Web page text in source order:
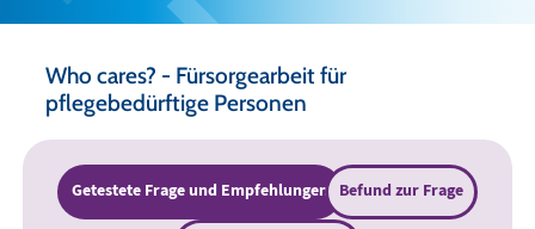
Who cares? - Fürsorgearbeit für
pflegebedürftige Personen
Getestete Frage und Empfehlungen Befund zur Frage